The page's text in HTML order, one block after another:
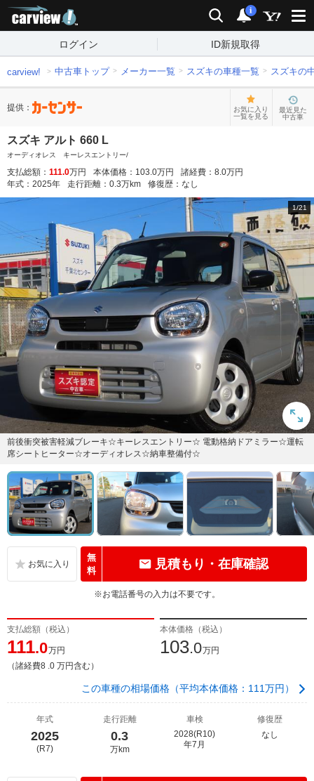
検索 通知
i
ログイン ID新規取得
carview! 中古車トップ メーカー一覧 スズキの車種一覧 スズキの
提供：
お気に入り
一覧を見る
最近見た
中古車
スズキ アルト 660 L
オーディオレス キーレスエントリー/
支払総額： 111.0万円 本体価格： 103.0万円 諸経費： 8.0万円
年式： 2025年 走行距離： 0.3万km 修復歴： なし
1/21
前後衝突被害軽減ブレーキ☆キーレスエントリー☆ 電動格納ドアミラー☆運転
席シートヒーター☆オーディオレス☆納車整備付☆
無
料
見積もり・在庫確認
※お電話番号の入力は不要です。
支払総額（税込）
111.0万円
（諸経費8 .0 万円含む）
本体価格（税込）
103.0万円
この車種の相場価格（平均本体価格：111万円）
年式
2025
(R7)
走行距離
0.3
万km
車検
2028(R10)
年7月
修復歴
なし